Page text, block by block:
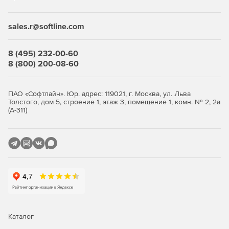
нужны, и не переплачивает за ненужные ему элементы
использовать.
Если необходимо обеспечить централизованное
управление защитой рабочих станций, требуется
лицензирование Центра управления Dr.Web Enterprise
нескольких компьютеров, до распределенных интранет-
администрирование защиты файловых серверов и
серверов приложений (включая терминальные серверы),
sales.r@softline.com
8 (495) 232-00-60
8 (800) 200-08-60
ПАО «Софтлайн». Юр. адрес: 119021, г. Москва, ул. Льва
Толстого, дом 5, строение 1, этаж 3, помещение 1, комн. № 2, 2а
(А-311)
Каталог